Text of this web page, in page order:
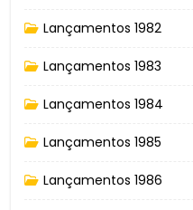
Lançamentos 1982
Lançamentos 1983
Lançamentos 1984
Lançamentos 1985
Lançamentos 1986